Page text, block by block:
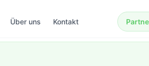
Über uns Kontakt